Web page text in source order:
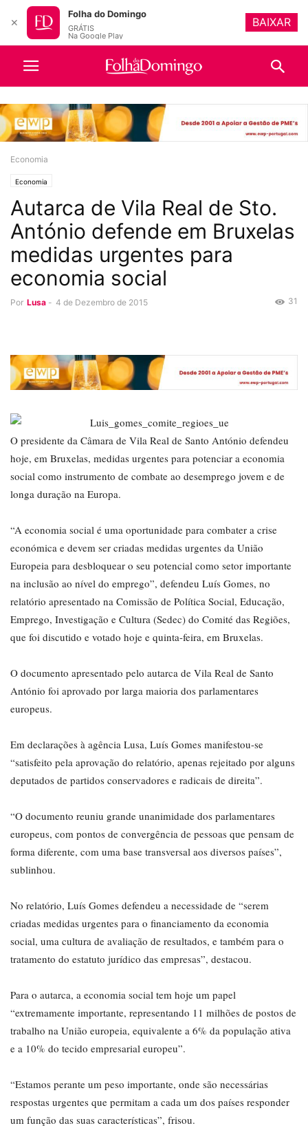
Economia
Economia
Autarca de Vila Real de Sto.
António defende em Bruxelas
medidas urgentes para
economia social
Por Lusa - 4 de Dezembro de 2015 31
O presidente da Câmara de Vila Real de Santo António defendeu
hoje, em Bruxelas, medidas urgentes para potenciar a economia
social como instrumento de combate ao desemprego jovem e de
longa duração na Europa.
“A economia social é uma oportunidade para combater a crise
económica e devem ser criadas medidas urgentes da União
Europeia para desbloquear o seu potencial como setor importante
na inclusão ao nível do emprego”, defendeu Luís Gomes, no
relatório apresentado na Comissão de Política Social, Educação,
Emprego, Investigação e Cultura (Sedec) do Comité das Regiões,
que foi discutido e votado hoje e quinta-feira, em Bruxelas.
O documento apresentado pelo autarca de Vila Real de Santo
António foi aprovado por larga maioria dos parlamentares
europeus.
Em declarações à agência Lusa, Luís Gomes manifestou-se
“satisfeito pela aprovação do relatório, apenas rejeitado por alguns
deputados de partidos conservadores e radicais de direita”.
“O documento reuniu grande unanimidade dos parlamentares
europeus, com pontos de convergência de pessoas que pensam de
forma diferente, com uma base transversal aos diversos países”,
sublinhou.
No relatório, Luís Gomes defendeu a necessidade de “serem
criadas medidas urgentes para o financiamento da economia
social, uma cultura de avaliação de resultados, e também para o
tratamento do estatuto jurídico das empresas”, destacou.
Para o autarca, a economia social tem hoje um papel
“extremamente importante, representando 11 milhões de postos de
trabalho na União europeia, equivalente a 6% da população ativa
e a 10% do tecido empresarial europeu”.
“Estamos perante um peso importante, onde são necessárias
respostas urgentes que permitam a cada um dos países responder
um função das suas características”, frisou.
✕
Folha do Domingo
GRÁTIS
Na Google Play
BAIXAR